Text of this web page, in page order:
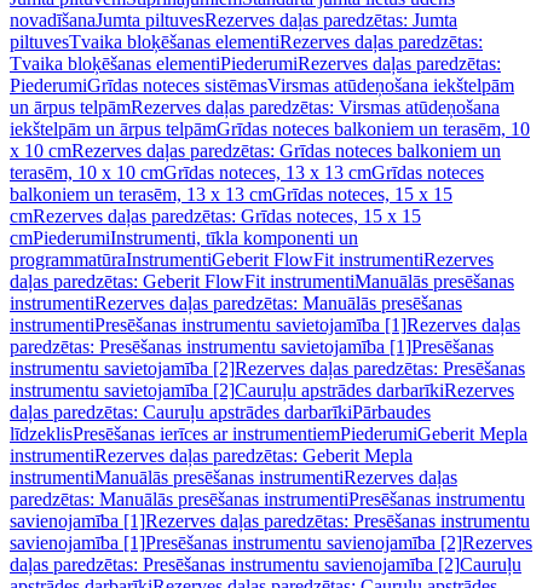
novadīšanaJumta piltuvesRezerves daļas paredzētas: Jumta
piltuvesTvaika bloķēšanas elementiRezerves daļas paredzētas:
Tvaika bloķēšanas elementiPiederumiRezerves daļas paredzētas:
PiederumiGrīdas noteces sistēmasVirsmas atūdeņošana iekštelpām
un ārpus telpāmRezerves daļas paredzētas: Virsmas atūdeņošana
iekštelpām un ārpus telpāmGrīdas noteces balkoniem un terasēm, 10
x 10 cmRezerves daļas paredzētas: Grīdas noteces balkoniem un
terasēm, 10 x 10 cmGrīdas noteces, 13 x 13 cmGrīdas noteces
balkoniem un terasēm, 13 x 13 cmGrīdas noteces, 15 x 15
cmRezerves daļas paredzētas: Grīdas noteces, 15 x 15
cmPiederumiInstrumenti, tīkla komponenti un
programmatūraInstrumentiGeberit FlowFit instrumentiRezerves
daļas paredzētas: Geberit FlowFit instrumentiManuālās presēšanas
instrumentiRezerves daļas paredzētas: Manuālās presēšanas
instrumentiPresēšanas instrumentu savietojamība [1]Rezerves daļas
paredzētas: Presēšanas instrumentu savietojamība [1]Presēšanas
instrumentu savietojamība [2]Rezerves daļas paredzētas: Presēšanas
instrumentu savietojamība [2]Cauruļu apstrādes darbarīkiRezerves
daļas paredzētas: Cauruļu apstrādes darbarīkiPārbaudes
līdzeklisPresēšanas ierīces ar instrumentiemPiederumiGeberit Mepla
instrumentiRezerves daļas paredzētas: Geberit Mepla
instrumentiManuālās presēšanas instrumentiRezerves daļas
paredzētas: Manuālās presēšanas instrumentiPresēšanas instrumentu
savienojamība [1]Rezerves daļas paredzētas: Presēšanas instrumentu
savienojamība [1]Presēšanas instrumentu savienojamība [2]Rezerves
daļas paredzētas: Presēšanas instrumentu savienojamība [2]Cauruļu